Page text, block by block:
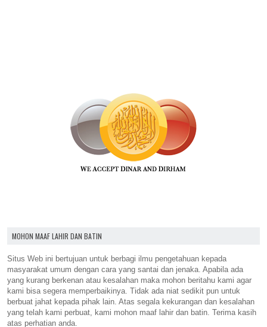
MOHON MAAF LAHIR DAN BATIN
Situs Web ini bertujuan untuk berbagi ilmu pengetahuan kepada
masyarakat umum dengan cara yang santai dan jenaka. Apabila ada
yang kurang berkenan atau kesalahan maka mohon beritahu kami agar
kami bisa segera memperbaikinya. Tidak ada niat sedikit pun untuk
berbuat jahat kepada pihak lain. Atas segala kekurangan dan kesalahan
yang telah kami perbuat, kami mohon maaf lahir dan batin. Terima kasih
atas perhatian anda.